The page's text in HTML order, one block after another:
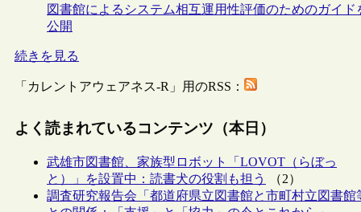
図書館によるシステム相互運用性評価のためのガイド
公開
続きを見る
「カレントアウェアネス-R」用のRSS：
よく読まれているコンテンツ（本日）
武雄市図書館、家族型ロボット「LOVOT（らぼっ
と）」を設置中：読書犬の役割も担う
（2）
調査研究報告会「都道府県立図書館と市町村立図書館